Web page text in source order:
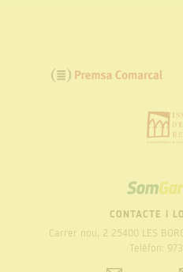
CONTACTE I
Carrer nou, 2 25400 LES
Telèfon: